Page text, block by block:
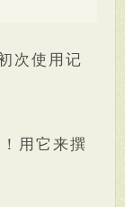
次使用记
用它来撰